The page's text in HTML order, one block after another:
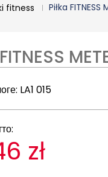
fitness Piłka FITNESS
LA1 015
zł